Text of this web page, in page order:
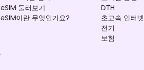
eSIM 둘러보기
eSIM이란 무엇인가요?
DTH
초고속 인터넷
전기
보험